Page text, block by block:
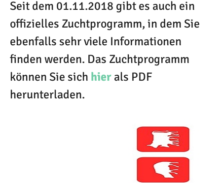
Seit dem 01.11.2018 gibt es auch ein
offizielles Zuchtprogramm, in dem Sie
ebenfalls sehr viele Informationen
finden werden. Das Zuchtprogramm
können Sie sich hier als PDF
herunterladen.